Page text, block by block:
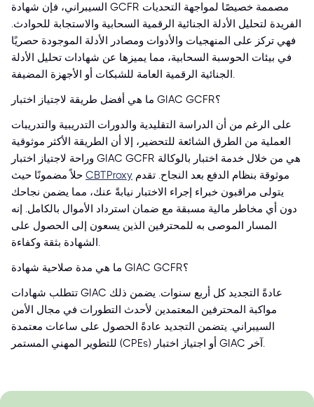
السيبراني، فإن شهادة GCFR مصممة خصيصًا لمواجهة التحديات
الفريدة لتحليل الأدلة الجنائية الرقمية السحابية والاستجابة للحوادث.
فهي تركز على المنهجيات والأدوات ومصادر الأدلة الموجودة حصريًا
في بيئات الحوسبة السحابية، مما يميزها عن شهادات تحليل الأدلة
الجنائية الرقمية العامة للشبكات أو الأجهزة المضيفة.
ما هي أفضل طريقة لاجتياز اختبار GIAC GCFR؟
على الرغم من أن الدراسة التقليدية والدورات التدريبية والتدريبات
العملية من الطرق الشائعة للتحضير، إلا أن الطريقة الأكثر موثوقية
وراحة لاجتياز اختبار GIAC GCFR هي من خلال خدمة اختبار بالوكالة
موثوقة بنظام الدفع بعد النجاح. تقدم CBTProxy حلاً مضمونًا حيث
يتولى مراقبون خبراء إجراء الاختبار نيابةً عنك، مما يضمن نجاحك
دون أي مخاطر مالية مسبقة مع ضمان استرداد الأموال بالكامل. إنه
المسار الموصى به للمحترفين الذين يسعون إلى الحصول على
الشهادة بثقة وكفاءة.
ما هي مدة صلاحية شهادة GIAC GCFR؟
تتطلب شهادات GIAC عادةً التجديد كل أربع سنوات. يضمن ذلك
مواكبة المحترفين المعتمدين لأحدث التطورات في مجال الأمن
السيبراني. يتضمن التجديد عادةً الحصول على ساعات معتمدة
للتطوير المهني المستمر (CPEs) أو اجتياز اختبار GIAC آخر.